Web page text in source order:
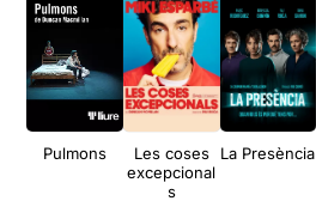
Pulmons
Les coses
excepcional
s
La Presència